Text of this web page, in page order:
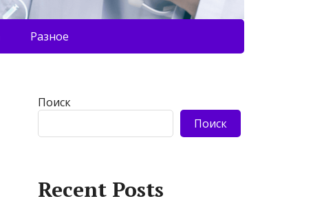
Разное
Поиск
Поиск
Recent Posts